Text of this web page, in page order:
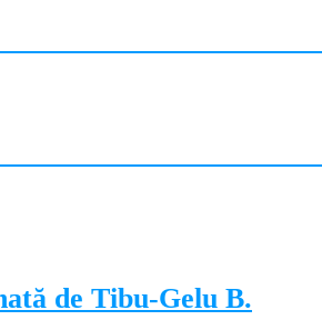
de Tibu-Gelu B.